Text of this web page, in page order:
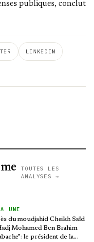
publiques, conclut
LINKEDIN
TOUTES LES
ANALYSES →
UNE
du moudjahid Cheikh Saïd
Mohamed Ben Brahim
le président de la